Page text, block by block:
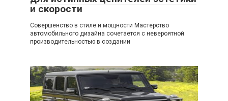
и скорости
Совершенство в стиле и мощности Мастерство
автомобильного дизайна сочетается с невероятной
производительностью в создании